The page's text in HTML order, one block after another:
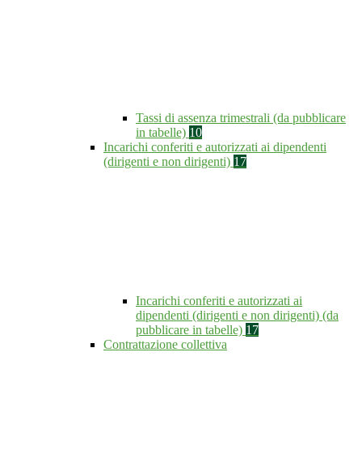
Tassi di assenza trimestrali (da pubblicare
in tabelle) 10
Incarichi conferiti e autorizzati ai dipendenti
(dirigenti e non dirigenti) 17
Incarichi conferiti e autorizzati ai
dipendenti (dirigenti e non dirigenti) (da
pubblicare in tabelle) 17
Contrattazione collettiva